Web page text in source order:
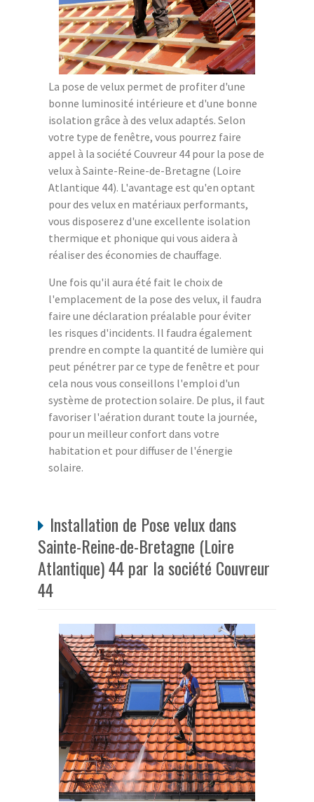
La pose de velux permet de profiter d'une
bonne luminosité intérieure et d'une bonne
isolation grâce à des velux adaptés. Selon
votre type de fenêtre, vous pourrez faire
appel à la société Couvreur 44 pour la pose de
velux à Sainte-Reine-de-Bretagne (Loire
Atlantique 44). L'avantage est qu'en optant
pour des velux en matériaux performants,
vous disposerez d'une excellente isolation
thermique et phonique qui vous aidera à
réaliser des économies de chauffage.
Une fois qu'il aura été fait le choix de
l'emplacement de la pose des velux, il faudra
faire une déclaration préalable pour éviter
les risques d'incidents. Il faudra également
prendre en compte la quantité de lumière qui
peut pénétrer par ce type de fenêtre et pour
cela nous vous conseillons l'emploi d'un
système de protection solaire. De plus, il faut
favoriser l'aération durant toute la journée,
pour un meilleur confort dans votre
habitation et pour diffuser de l'énergie
solaire.
Installation de Pose velux dans
Sainte-Reine-de-Bretagne (Loire
Atlantique) 44 par la société Couvreur
44